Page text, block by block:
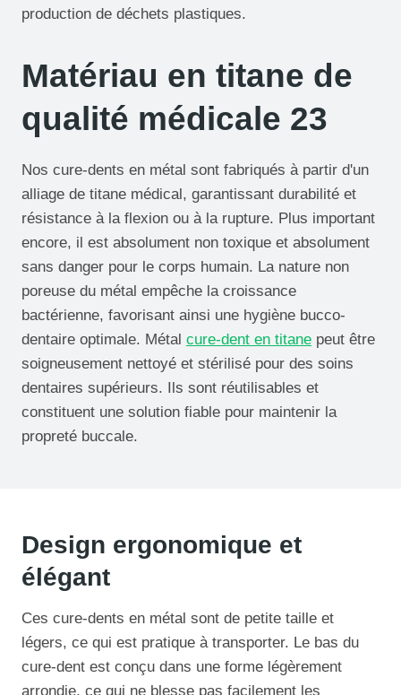
production de déchets plastiques.
Matériau en titane de
qualité médicale 23
Nos cure-dents en métal sont fabriqués à partir d'un
alliage de titane médical, garantissant durabilité et
résistance à la flexion ou à la rupture. Plus important
encore, il est absolument non toxique et absolument
sans danger pour le corps humain. La nature non
poreuse du métal empêche la croissance
bactérienne, favorisant ainsi une hygiène bucco-
dentaire optimale. Métal cure-dent en titane peut être
soigneusement nettoyé et stérilisé pour des soins
dentaires supérieurs. Ils sont réutilisables et
constituent une solution fiable pour maintenir la
propreté buccale.
Design ergonomique et
élégant
Ces cure-dents en métal sont de petite taille et
légers, ce qui est pratique à transporter. Le bas du
cure-dent est conçu dans une forme légèrement
arrondie, ce qui ne blesse pas facilement les